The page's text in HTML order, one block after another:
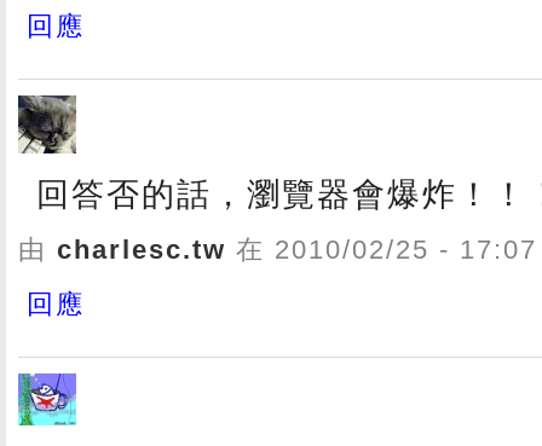
回應
回答否的話，瀏覽器會爆炸！！
由 charlesc.tw 在 2010/02/25 - 17:07
回應